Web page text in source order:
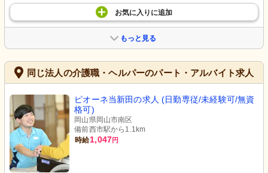
お気に入り に追加
もっと見る
同じ法人の介護職・ヘルパーのパート・アルバイト求人
ピオーネ当新田の求人 (日勤専従/未経験可/無資
格可)
岡山県岡山市南区
備前西市駅から1.1km
時給1,047円